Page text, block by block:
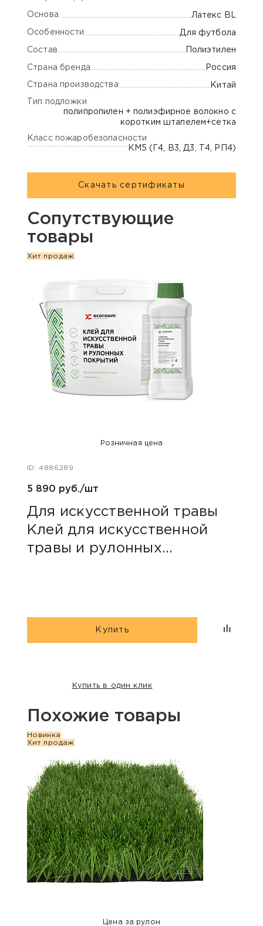
Основа Латекс BL
Особенности Для футбола
Состав Полиэтилен
Страна бренда Россия
Страна производства Китай
Тип подложки
полипропилен + полиэфирное волокно с
коротким штапелем+сетка
Класс пожаробезопасности
КМ5 (Г4, В3, Д3, Т4, РП4)
Скачать сертификаты
Сопутствующие
товары
Хит продаж
Розничная цена
ID: 4886289
5 890 руб./шт
Для искусственной травы
Клей для искусственной
травы и рулонных
Купить
Купить в один клик
Похожие товары
Новинка
Хит продаж
Цена за рулон